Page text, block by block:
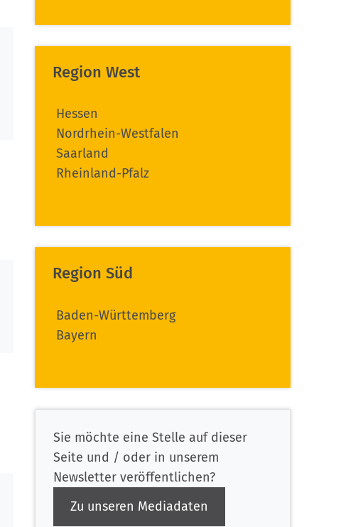
Region West
Hessen
Nordrhein-Westfalen
Saarland
Rheinland-Pfalz
Region Süd
Baden-Württemberg
Bayern
Sie möchte eine Stelle auf dieser
Seite und / oder in unserem
Newsletter veröffentlichen?
Zu unseren Mediadaten